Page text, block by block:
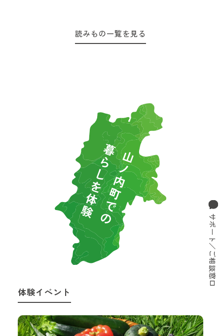
読みもの一覧を見る
体験イベント
サポート／ご相談窓口